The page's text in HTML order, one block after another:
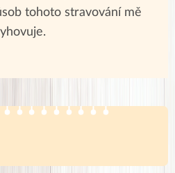
tohoto stravování mě